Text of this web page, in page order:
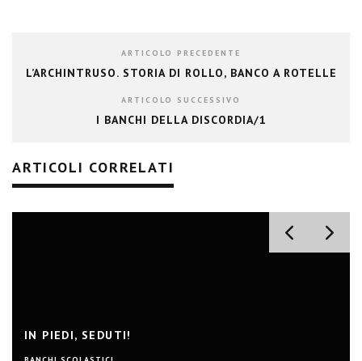
ARTICOLO PRECEDENTE
L’ARCHINTRUSO. STORIA DI ROLLO, BANCO A ROTELLE
ARTICOLO SUCCESSIVO
I BANCHI DELLA DISCORDIA/1
ARTICOLI CORRELATI
IN PIEDI, SEDUTI!